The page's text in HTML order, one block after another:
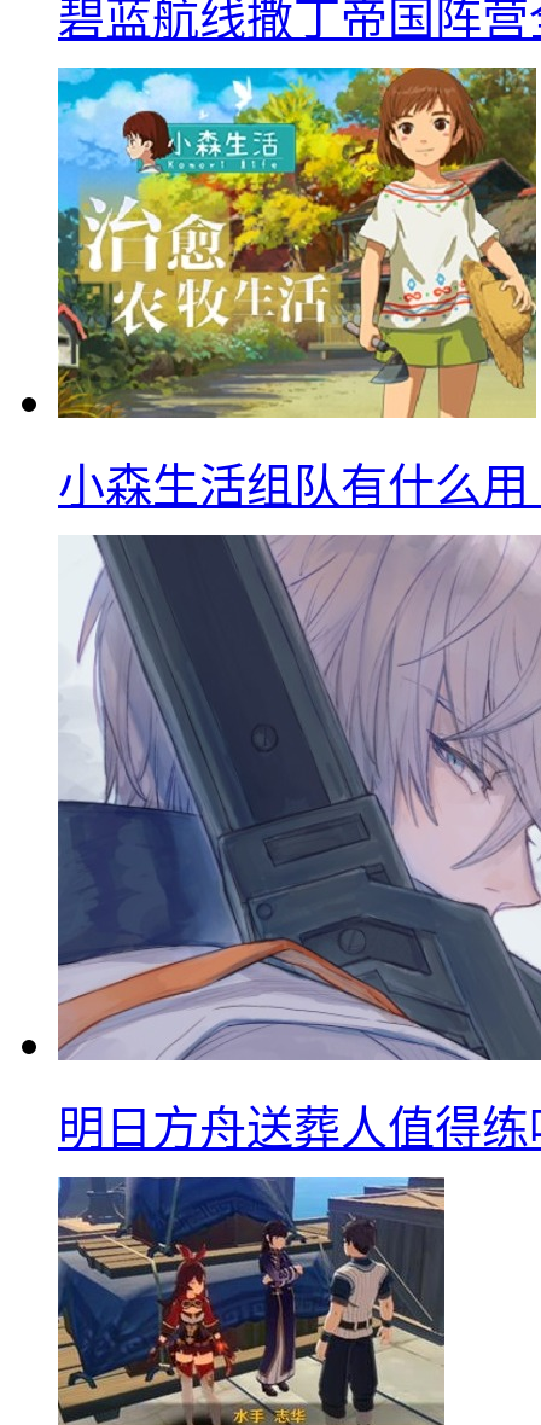
碧蓝航线撒丁帝国阵
小森生活组队有什么
明日方舟送葬人值得